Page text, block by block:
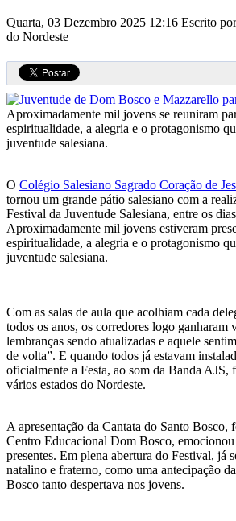
Quarta, 03 Dezembro 2025 12:16 Escrito
do Nordeste
Aproximadamente mil jovens se reuniram
espiritualidade, a alegria e o protagonismo
juventude salesiana.
O Colégio Salesiano Sagrado Coração de
tornou um grande pátio salesiano com a
Festival da Juventude Salesiana, entre os
Aproximadamente mil jovens estiveram
espiritualidade, a alegria e o protagonismo
juventude salesiana.
Com as salas de aula que acolhiam cada
todos os anos, os corredores logo ganharam
lembranças sendo atualizadas e aquele
de volta”. E quando todos já estavam
oficialmente a Festa, ao som da Banda AJS,
vários estados do Nordeste.
A apresentação da Cantata do Santo Bosco,
Centro Educacional Dom Bosco,
presentes. Em plena abertura do Festival, já
natalino e fraterno, como uma antecipação
Bosco tanto despertava nos jovens.